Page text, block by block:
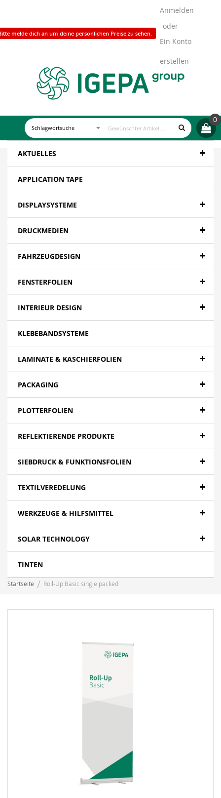
melde dich an um deine persönlichen Preise zu sehen.
Anmelden
Ein Konto
erstellen
0
AKTUELLES
APPLICATION TAPE
DISPLAYSYSTEME
DRUCKMEDIEN
FAHRZEUGDESIGN
FENSTERFOLIEN
INTERIEUR DESIGN
KLEBEBANDSYSTEME
LAMINATE & KASCHIERFOLIEN
PACKAGING
PLOTTERFOLIEN
REFLEKTIERENDE PRODUKTE
SIEBDRUCK & FUNKTIONSFOLIEN
TEXTILVEREDELUNG
WERKZEUGE & HILFSMITTEL
SOLAR TECHNOLOGY
TINTEN
Startseite Roll-Up Basic single packed